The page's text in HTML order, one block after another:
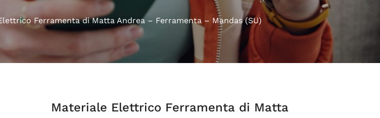
Ferramenta di Matta Andrea – Ferramenta – Mandas (SU)
Materiale Elettrico Ferramenta di Matta